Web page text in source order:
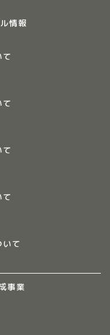
情報
て
事業
について
れ！スタッフ
集まれ！
ママ集まれ！